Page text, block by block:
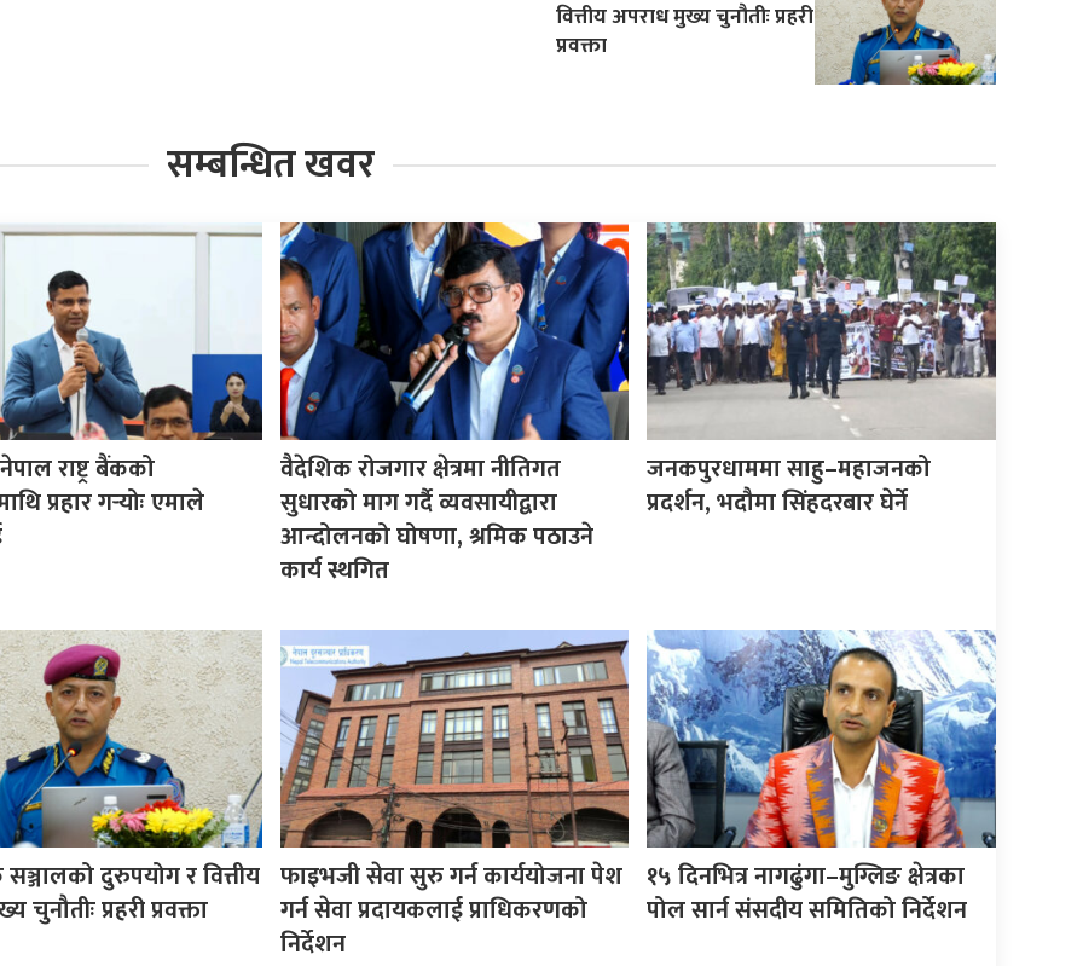
वित्तीय अपराध मुख्य चुनौतीः प्रहरी
प्रवक्ता
सम्बन्धित खवर
राष्ट्र बैंकको
प्रहार गर्‍योः एमाले
वैदेशिक रोजगार क्षेत्रमा नीतिगत
सुधारको माग गर्दै व्यवसायीद्वारा
आन्दोलनको घोषणा, श्रमिक पठाउने
कार्य स्थगित
जनकपुरधाममा साहु–महाजनको
प्रदर्शन, भदौमा सिंहदरबार घेर्ने
दुरुपयोग र वित्तीय
चुनौतीः प्रहरी प्रवक्ता
फाइभजी सेवा सुरु गर्न कार्ययोजना पेश
गर्न सेवा प्रदायकलाई प्राधिकरणको
निर्देशन
१५ दिनभित्र नागढुंगा–मुग्लिङ क्षेत्रका
पोल सार्न संसदीय समितिको निर्देशन